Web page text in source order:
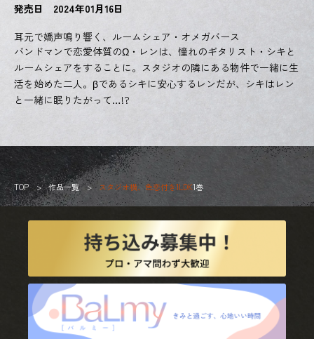
耳元で嬌声鳴り響く、ルームシェア・オメガバース
バンドマンで恋愛体質のΩ・レンは、憧れのギタリスト・シキと
ルームシェアをすることに。スタジオの隣にある物件で一緒に生
活を始めた二人。βであるシキに安心するレンだが、シキはレン
と一緒に眠りたがって…!?
発売日 2024年01月16日
TOP 作品一覧 スタジオ横、色恋付き1LDK1巻